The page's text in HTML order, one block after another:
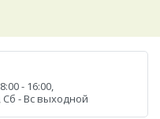
8:00 - 16:00,
Сб - Всвыходной